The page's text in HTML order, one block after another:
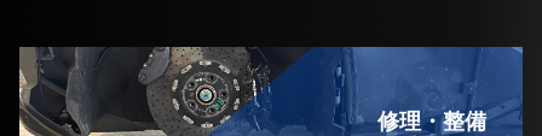
修理・整備